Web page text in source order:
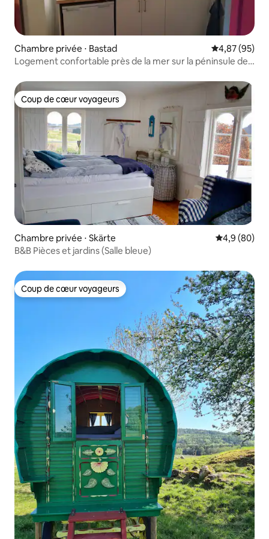
Chambre privée ⋅ Bastad Évaluation
4,87 (95)
Logement confortable près de la mer sur la péninsule de
Coup de cœur voyageurs
Coup de cœur voyageurs
Chambre privée ⋅ Skärte Évaluation
4,9 (80)
B&B Pièces et jardins (Salle bleue)
Coup de cœur voyageurs
Coup de cœur voyageurs